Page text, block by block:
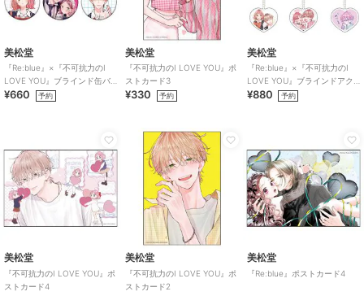
美松堂
『Re:blue』×『不可抗力のI
LOVE YOU』ブラインド缶バ
ッジ（全6種）
¥660 予約
美松堂
『不可抗力のI LOVE YOU』ポ
ストカード3
¥330 予約
美松堂
『Re:blue』×『不可抗力のI
LOVE YOU』ブラインドアク
リルキーホルダー（全6種）
¥880 予約
美松堂
『不可抗力のI LOVE YOU』ポ
ストカード4
美松堂
『不可抗力のI LOVE YOU』ポ
ストカード2
美松堂
『Re:blue』ポストカード4